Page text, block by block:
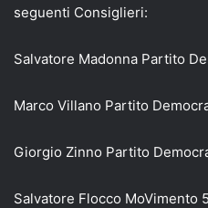
seguenti Consiglieri:
Salvatore Madonna Partito
Marco Villano Partito
Giorgio Zinno Partito
Salvatore Flocco MoVimento